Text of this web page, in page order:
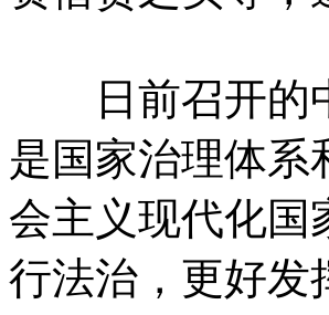
日前召开的中
是国家治理体系
会主义现代化国
行法治，更好发